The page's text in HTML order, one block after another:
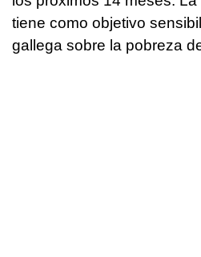
tiene como objetivo
gallega sobre la pobreza